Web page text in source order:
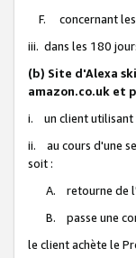
F. concernant les
iii. dans les 180
(b) Site d'Alexa
amazon.co.uk et
i. un client utilisant
ii. au cours d'une
soit :
A. retourne de
B. passe une
le client achète le